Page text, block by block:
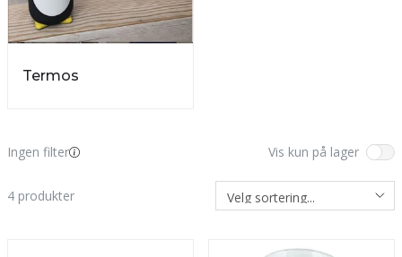
Termos
Ingen filter Vis kun på lager
4 produkter